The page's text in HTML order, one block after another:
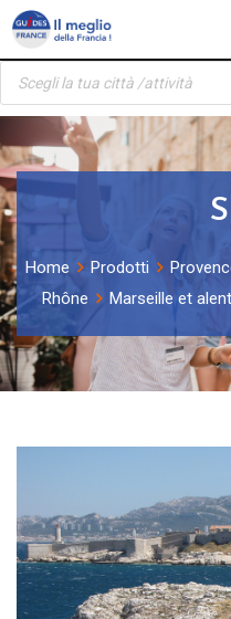
Pannello di gestione dei
Skip
content
Ricerca
prodotti
Home Prodotti
Rhône
Marseille et